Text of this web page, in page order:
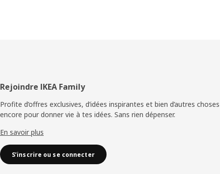
Pied
de
page
Rejoindre IKEA Family
Profite d’offres exclusives, d’idées inspirantes et bien d’autres choses
encore pour donner vie à tes idées. Sans rien dépenser.
En savoir plus
S’inscrire ou se connecter